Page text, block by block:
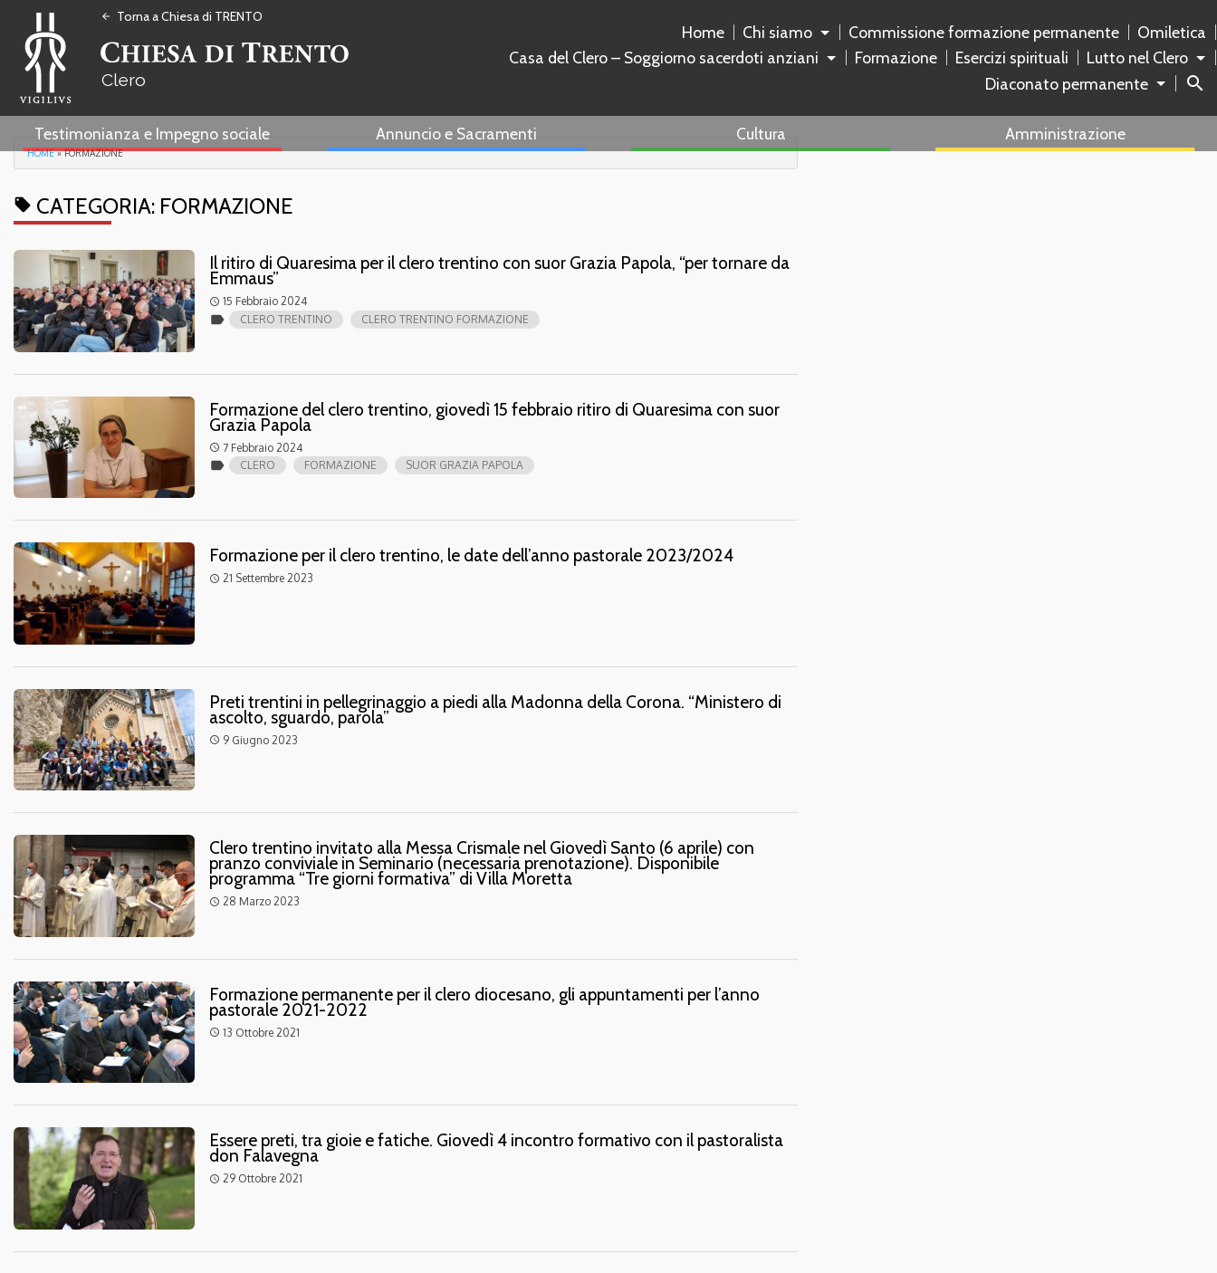
arrow_back Torna a Chiesa di TRENTO
Clero
Home Chi siamo Commissione formazione permanente
Omiletica
Casa del Clero – Soggiorno sacerdoti anziani
Formazione Esercizi spirituali
Lutto nel Clero
Diaconato permanente
search
Testimonianza e Impegno sociale Annuncio e Sacramenti Cultura Amministrazione
HOME»FORMAZIONE
local_offer CATEGORIA: FORMAZIONE
Il ritiro di Quaresima per il clero trentino con suor Grazia Papola, “per tornare da
Emmaus”
access_time 15 Febbraio 2024
label CLERO TRENTINO CLERO TRENTINO FORMAZIONE
Formazione del clero trentino, giovedì 15 febbraio ritiro di Quaresima con suor
Grazia Papola
access_time 7 Febbraio 2024
label CLERO FORMAZIONE SUOR GRAZIA PAPOLA
Formazione per il clero trentino, le date dell’anno pastorale 2023/2024
access_time 21 Settembre 2023
Preti trentini in pellegrinaggio a piedi alla Madonna della Corona. “Ministero di
ascolto, sguardo, parola”
access_time 9 Giugno 2023
Clero trentino invitato alla Messa Crismale nel Giovedì Santo (6 aprile) con
pranzo conviviale in Seminario (necessaria prenotazione). Disponibile
programma “Tre giorni formativa” di Villa Moretta
access_time 28 Marzo 2023
Formazione permanente per il clero diocesano, gli appuntamenti per l’anno
pastorale 2021-2022
access_time 13 Ottobre 2021
Essere preti, tra gioie e fatiche. Giovedì 4 incontro formativo con il pastoralista
don Falavegna
access_time 29 Ottobre 2021